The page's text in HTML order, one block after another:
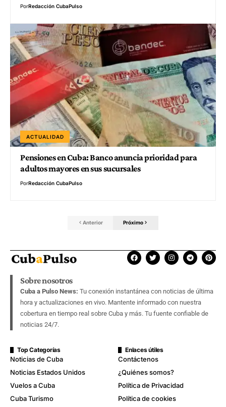
PorRedacción CubaPulso
ACTUALIDAD
Pensiones en Cuba: Banco anuncia prioridad para
adultos mayores en sus sucursales
PorRedacción CubaPulso
Anterior Próximo
Sobre nosotros
Cuba a Pulso News: Tu conexión instantánea con noticias de última
hora y actualizaciones en vivo. Mantente informado con nuestra
cobertura en tiempo real sobre Cuba y más. Tu fuente confiable de
noticias 24/7.
Top Categorías
Noticias de Cuba
Noticias Estados Unidos
Vuelos a Cuba
Cuba Turismo
Enlaces útiles
Contáctenos
¿Quiénes somos?
Política de Privacidad
Política de cookies